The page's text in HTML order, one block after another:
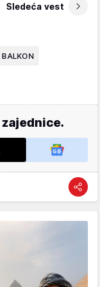
Sledeća vest
BALKON
zajednice.